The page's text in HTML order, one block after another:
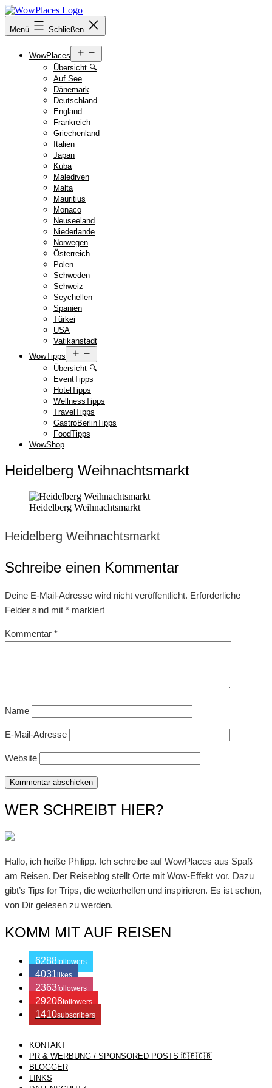
Zum
Inhalt
springen
Reiseblog
WowPlaces.de
Menü Schließen
WowPlaces
öffnen
Übersicht 🔍
Auf See
Dänemark
Deutschland
England
Frankreich
Griechenland
Italien
Japan
Kuba
Malediven
Malta
Mauritius
Monaco
Neuseeland
Niederlande
Norwegen
Österreich
Polen
Schweden
Schweiz
Seychellen
Spanien
Türkei
USA
Vatikanstadt
WowTipps
öffnen
Übersicht 🔍
EventTipps
HotelTipps
WellnessTipps
TravelTipps
GastroBerlinTipps
FoodTipps
WowShop
Heidelberg Weihnachtsmarkt
Heidelberg Weihnachtsmarkt
Heidelberg Weihnachtsmarkt
Schreibe einen Kommentar
Deine E-Mail-Adresse wird nicht veröffentlicht. Erforderliche
Felder sind mit * markiert
Kommentar *
Name
E-Mail-Adresse
Website
WER SCHREIBT HIER?
Hallo, ich heiße Philipp. Ich schreibe auf WowPlaces aus Spaß
am Reisen. Der Reiseblog stellt Orte mit Wow-Effekt vor. Dazu
gibt’s Tips for Trips, die weiterhelfen und inspirieren. Es ist schön,
von Dir gelesen zu werden.
KOMM MIT AUF REISEN
6288followers
4031 likes
2363followers
29208followers
1410subscribers
/ Free WordPress Plugins and WordPress Themes by
Themes. Join us right now!
KONTAKT
PR & WERBUNG / SPONSORED POSTS 🇩🇪🇬🇧
BLOGGER
LINKS